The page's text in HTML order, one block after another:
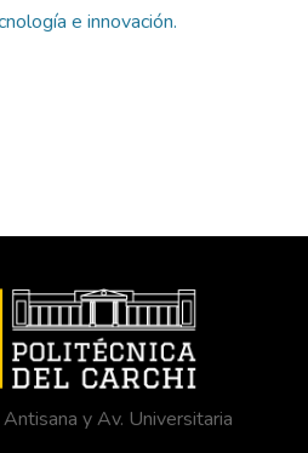
e innovación.
y Av. Universitaria